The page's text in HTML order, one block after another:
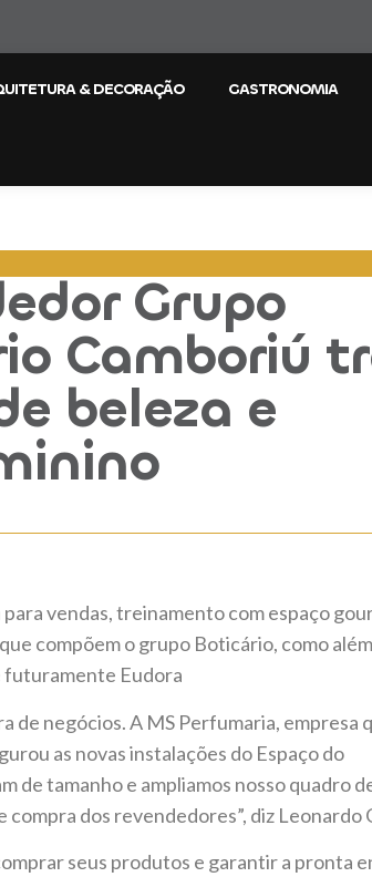
& DECORAÇÃO GASTRONOMIA
Grupo
Camboriú
beleza e
vendas, treinamento com espaço
compõem o grupo Boticário, como
futuramente Eudora
de negócios. A MS Perfumaria, empresa
as novas instalações do Espaço do
de tamanho e ampliamos nosso quadro
dos revendedores”, diz Leonardo
seus produtos e garantir a pronta